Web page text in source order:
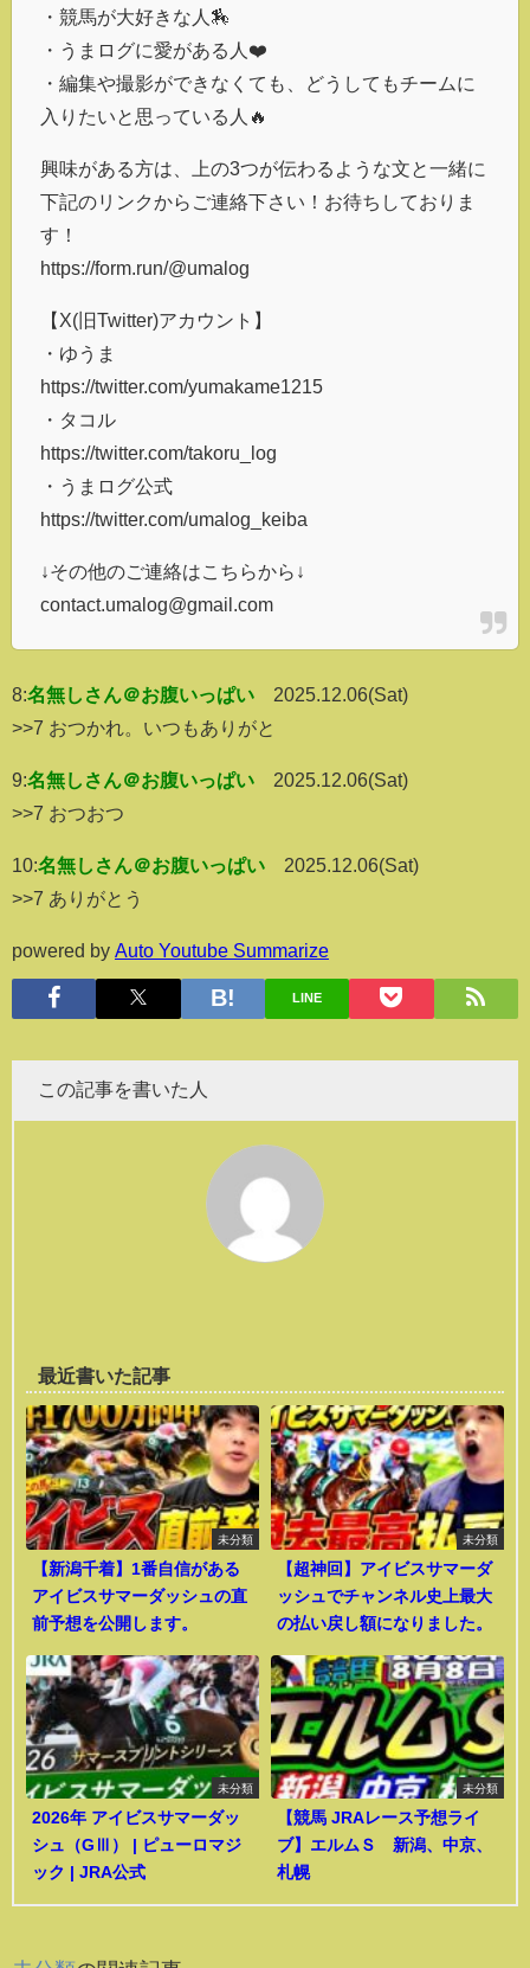
・競馬が大好きな人🏇
・うまログに愛がある人❤️
・編集や撮影ができなくても、どうしてもチームに
入りたいと思っている人🔥
興味がある方は、上の3つが伝わるような文と一緒に
下記のリンクからご連絡下さい！お待ちしておりま
す！
https://form.run/@umalog
【X(旧Twitter)アカウント】
・ゆうま
https://twitter.com/yumakame1215
・タコル
https://twitter.com/takoru_log
・うまログ公式
https://twitter.com/umalog_keiba
↓その他のご連絡はこちらから↓
contact.umalog@gmail.com
8:名無しさん＠お腹いっぱい
2025.12.06(Sat)
>>7 おつかれ。いつもありがと
9:名無しさん＠お腹いっぱい
2025.12.06(Sat)
>>7 おつおつ
10:名無しさん＠お腹いっぱい
2025.12.06(Sat)
>>7 ありがとう
powered by Auto Youtube Summarize
LINE
この記事を書いた人
最近書いた記事
未分類
【新潟千着】1番自信がある
アイビスサマーダッシュの直
前予想を公開します。
未分類
【超神回】アイビスサマーダ
ッシュでチャンネル史上最大
の払い戻し額になりました。
未分類
2026年 アイビスサマーダッ
シュ（GⅢ） | ピューロマジ
ック | JRA公式
未分類
【競馬 JRAレース予想ライ
ブ】エルムＳ 新潟、中京、
札幌